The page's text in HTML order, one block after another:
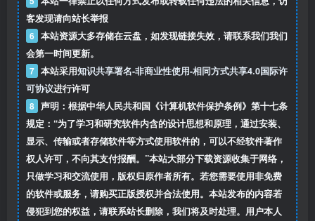
客发现请向站长举报
6 本站资源大多存储在云盘，如发现链接失效，请联系我们我们
会第一时间更新。
7 本站采用知识共享署名-非商业性使用-相同方式共享4.0国际许
可协议进行许可
8 声明：根据中华人民共和国《计算机软件保护条例》第十七条
规定：“为了学习和研究软件内含的设计思想和原理，通过安装、
显示、传输或者存储软件等方式使用软件的，可以不经软件著作
权人许可，不向其支付报酬。”本站大部分下载资源收集于网络，
只做学习和交流使用，版权归原作者所有。若您需要使用非免费
的软件或服务，请购买正版授权并合法使用。本站发布的内容若
侵犯到您的权益，请联系站长删除，我们将及时处理。用户本人